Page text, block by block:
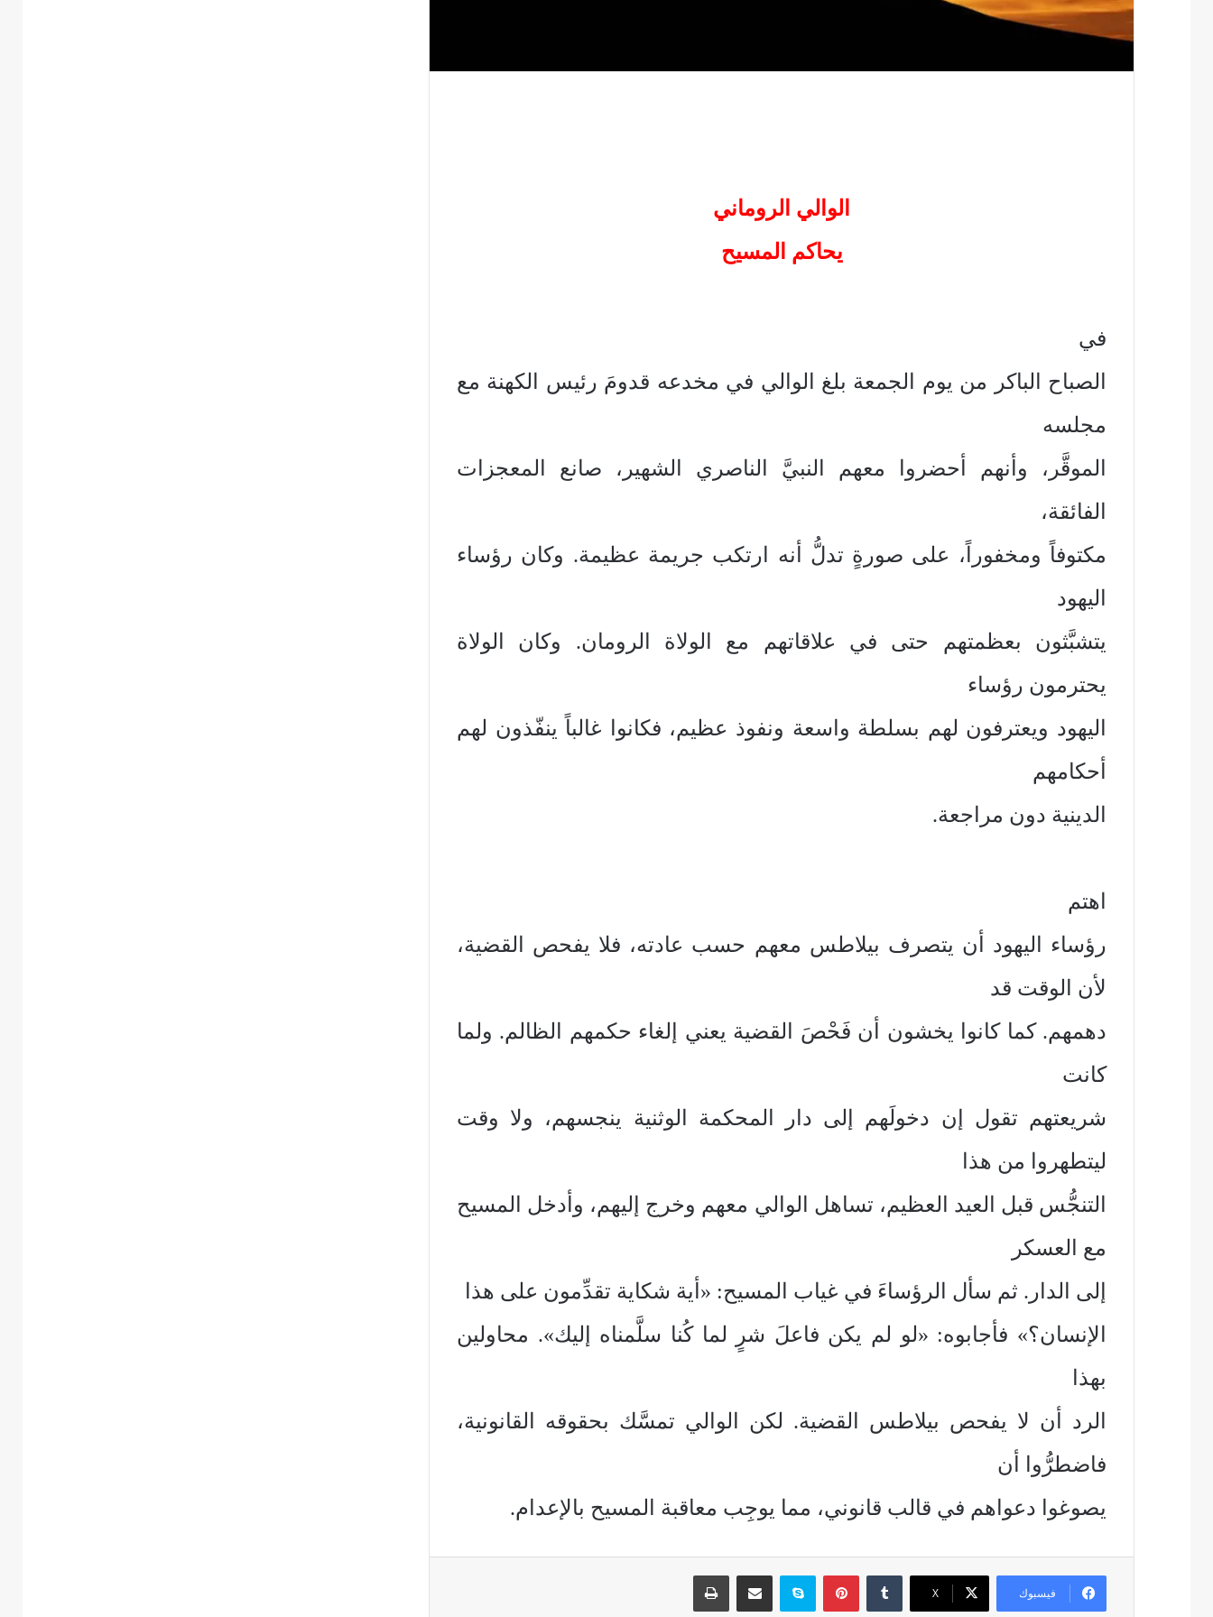
الوالي الروماني
يحاكم المسيح
في
الصباح الباكر من يوم الجمعة بلغ الوالي في مخدعه قدومَ رئيس الكهنة مع
مجلسه
الموقَّر، وأنهم أحضروا معهم النبيَّ الناصري الشهير، صانع المعجزات
الفائقة،
مكتوفاً ومخفوراً، على صورةٍ تدلُّ أنه ارتكب جريمة عظيمة. وكان رؤساء
اليهود
يتشبَّثون بعظمتهم حتى في علاقاتهم مع الولاة الرومان. وكان الولاة
يحترمون رؤساء
اليهود ويعترفون لهم بسلطة واسعة ونفوذ عظيم، فكانوا غالباً ينفّذون لهم
أحكامهم
الدينية دون مراجعة.
اهتم
رؤساء اليهود أن يتصرف بيلاطس معهم حسب عادته، فلا يفحص القضية،
لأن الوقت قد
دهمهم. كما كانوا يخشون أن فَحْصَ القضية يعني إلغاء حكمهم الظالم. ولما
كانت
شريعتهم تقول إن دخولَهم إلى دار المحكمة الوثنية ينجسهم، ولا وقت
ليتطهروا من هذا
التنجُّس قبل العيد العظيم، تساهل الوالي معهم وخرج إليهم، وأدخل المسيح
مع العسكر
إلى الدار. ثم سأل الرؤساءَ في غياب المسيح: «أية شكاية تقدِّمون على هذا
الإنسان؟» فأجابوه: «لو لم يكن فاعلَ شرٍ لما كُنا سلَّمناه إليك». محاولين
بهذا
الرد أن لا يفحص بيلاطس القضية. لكن الوالي تمسَّك بحقوقه القانونية،
فاضطرُّوا أن
يصوغوا دعواهم في قالب قانوني، مما يوجِب معاقبة المسيح بالإعدام.
فيسبوك ‫X
بينتيريستسكايب مشاركة عبر البريد طباعة